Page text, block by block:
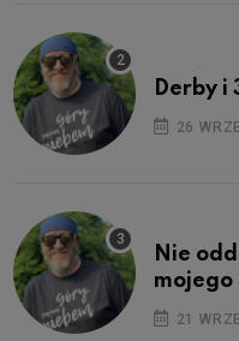
Derby i
26
Nie
mojego
21